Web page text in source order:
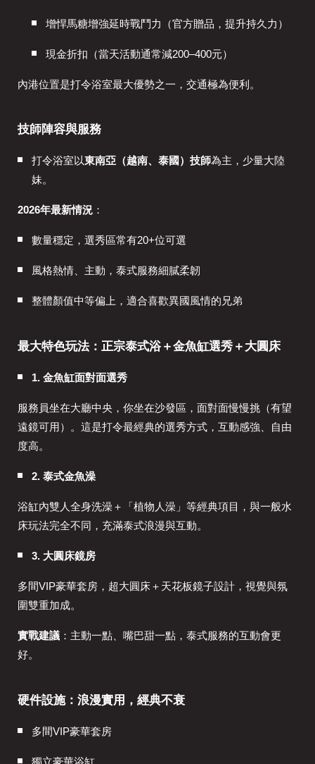
增悍馬糖增強延時戰鬥力（官方贈品，提升持久力）
現金折扣（當天活動通常減200–400元）
內港位置是打令浴室最大優勢之一，交通極為便利。
技師陣容與服務
打令浴室以東南亞（越南、泰國）技師為主，少量大陸
妹。
2026年最新情況 ：
數量穩定，選秀區常有20+位可選
風格熱情、主動，泰式服務細膩柔韌
整體顏值中等偏上，適合喜歡異國風情的兄弟
最大特色玩法：正宗泰式浴＋金魚缸選秀＋大圓床
1. 金魚缸面對面選秀
服務員坐在大廳中央，你坐在沙發區，面對面慢慢挑（有望
遠鏡可用）。這是打令最經典的選秀方式，互動感強、自由
度高。
2. 泰式金魚澡
浴缸內雙人全身洗澡＋「植物人澡」等經典項目，與一般水
床玩法完全不同，充滿泰式浪漫與互動。
3. 大圓床鏡房
多間VIP豪華套房，超大圓床＋天花板鏡子設計，視覺與氛
圍雙重加成。
實戰建議 ：主動一點、嘴巴甜一點，泰式服務的互動會更
好。
硬件設施：浪漫實用，經典不衰
多間VIP豪華套房
獨立豪華浴缸